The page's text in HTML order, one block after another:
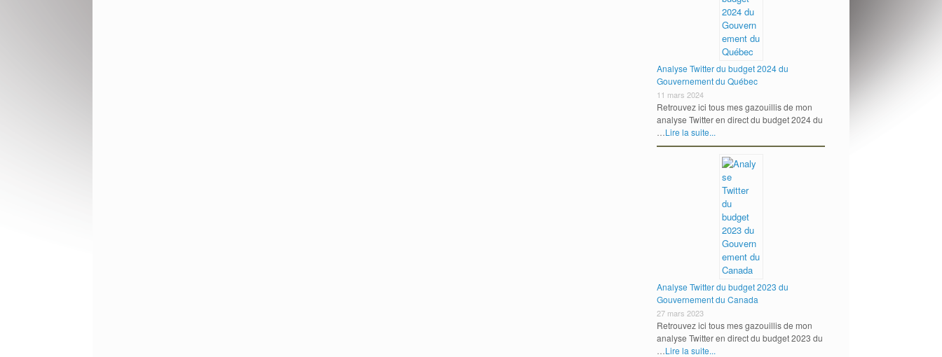
Analyse Twitter du budget 2024 du
Gouvernement du Québec
11 mars 2024
Retrouvez ici tous mes gazouillis de mon
analyse Twitter en direct du budget 2024 du
…Lire la suite...
Analyse Twitter du budget 2023 du
Gouvernement du Canada
27 mars 2023
Retrouvez ici tous mes gazouillis de mon
analyse Twitter en direct du budget 2023 du
…Lire la suite...